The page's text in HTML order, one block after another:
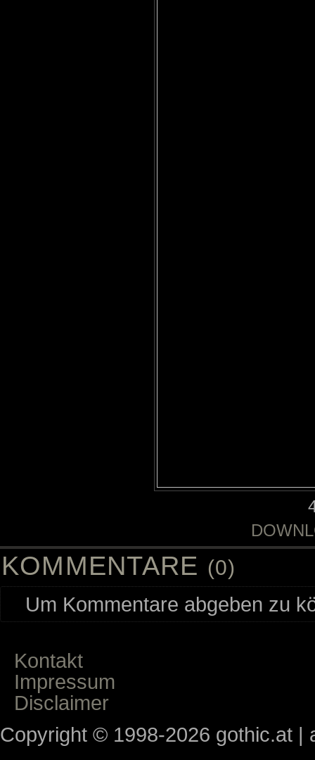
KOMMENTARE (0)
Um Kommentare abgeben zu
Kontakt
Impressum
Disclaimer
Copyright © 1998-2026 gothic.at |